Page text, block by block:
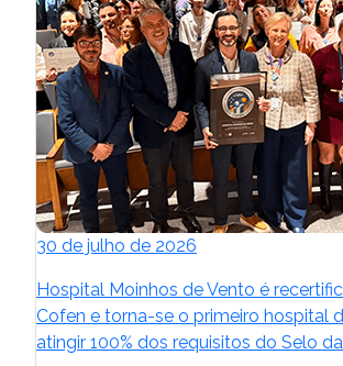
30 de julho de 2026
Hospital Moinhos de Vento é
Cofen e torna-se o primeiro hospital
atingir 100% dos requisitos do Selo